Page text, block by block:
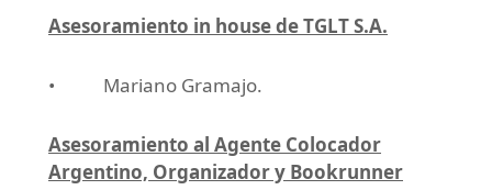
Asesoramiento in house de TGLT S.A.
• Mariano Gramajo.
Asesoramiento al Agente Colocador
Argentino, Organizador y Bookrunner